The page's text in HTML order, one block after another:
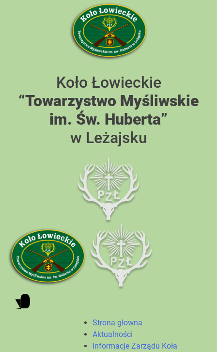
Koło Łowieckie
“Towarzystwo Myśliwskie
im. Św. Huberta”
w Leżajsku
Strona głowna
Aktualności
Informacje Zarządu Koła